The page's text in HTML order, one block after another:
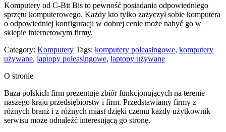
Komputery od C-Bit Bis to pewność posiadania odpowiedniego
sprzętu komputerowego. Każdy kto tylko zażyczył sobie komputera
o odpowiedniej konfiguracji w dobrej cenie może nabyć go w
sklepie internetowym firmy.
Category: Komputery Tags: komputery poleasingowe, komputery
używane, laptopy poleasingowe, laptopy używane
O stronie
Baza polskich firm prezentuje zbiór funkcjonujących na terenie
naszego kraju przedsiębiorstw i firm. Przedstawiamy firmy z
różnych branż i z różnych miast dzięki czemu każdy użytkownik
serwisu może odnaleźć interesującą go stronę.